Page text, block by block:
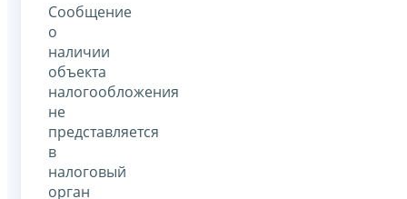
Сообщение
о
наличии
объекта
налогообложения
не
представляется
в
налоговый
орган